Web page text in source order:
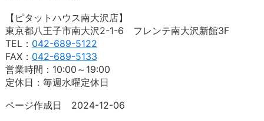
【ピタットハウス南大沢店】
東京都八王子市南大沢2-1-6 フレンテ南大沢新館3F
TEL： 042-689-5122
FAX： 042-689-5133
営業時間：10:00～19:00
定休日：毎週水曜定休日
ページ作成日 2024-12-06